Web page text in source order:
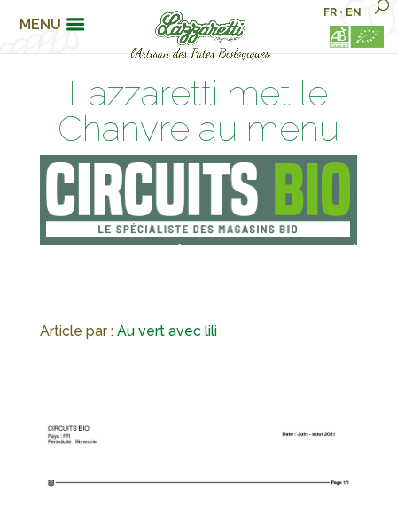
MENU
FR • EN
Lazzaretti met le
Chanvre au menu
Article par : Au vert avec lili